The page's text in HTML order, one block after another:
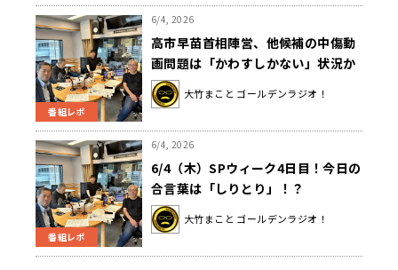
番組レポ
6/4, 2026
高市早苗首相陣営、他候補の中傷動
画問題は「かわすしかない」状況か
大竹まこと ゴールデンラジオ！
番組レポ
6/4, 2026
6/4（木）SPウィーク4日目！今日の
合言葉は「しりとり」！？
大竹まこと ゴールデンラジオ！